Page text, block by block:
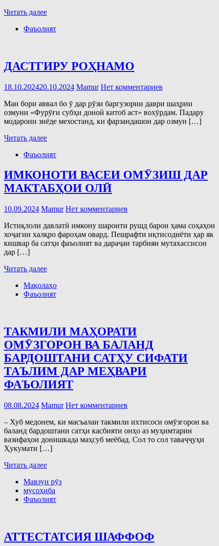
Читать далее
Фаъолият
ДАСТГИРУ РОҲНАМО
18.10.202420.10.2024 Mamur Нет комментариев
Ман бори аввал бо ӯ дар рӯзи баргузории даври шаҳрии
озмуни «Фурӯғи субҳи доноӣ китоб аст» вохӯрдам. Падару
модарони зиёде мехостанд, ки фарзандашон дар озмун […]
Читать далее
Фаъолият
ИМКОНОТИ ВАСЕИ ОМӮЗИШ ДАР
МАКТАБҲОИ ОЛӢ
10.09.2024 Mamur Нет комментариев
Истиқлоли давлатӣ имкону шароити рушд барои ҳама соҳаҳои
хоҷагии халқро фароҳам овард. Пешрафти иқтисодиёти ҳар як
кишвар ба сатҳи фаъолият ва дараҷаи тарбияи мутахассисон
дар […]
Читать далее
Мақолаҳо
Фаъолият
ТАКМИЛИ МАҲОРАТИ
ОМӮЗГОРОН ВА БАЛАНД
БАРДОШТАНИ САТҲУ СИФАТИ
ТАЪЛИМ ДАР МЕҲВАРИ
ФАЪОЛИЯТ
08.08.2024 Mamur Нет комментариев
– Хуб медонем, ки масъалаи такмили ихтисоси омӯзгорон ва
баланд бардоштани сатҳи касбияти онҳо аз муҳимтарин
вазифаҳои донишкада маҳсуб меёбад. Сол то сол таваҷҷуҳи
Ҳукумати […]
Читать далее
Мавзуи рӯз
мусоҳиба
Фаъолият
АТТЕСТАТСИЯ ШАФФОФ